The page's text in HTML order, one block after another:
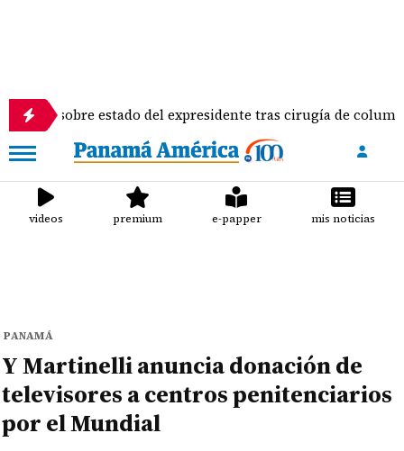
estado del expresidente tras cirugía de columna
videos premium e-papper mis noticias
PANAMÁ
Y Martinelli anuncia donación de
televisores a centros penitenciarios
por el Mundial